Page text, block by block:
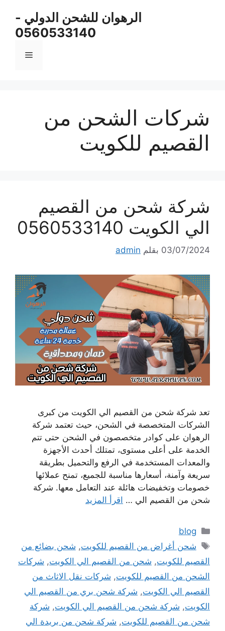
الرهوان للشحن الدولي -
0560533140
القائمة
شركات الشحن من
القصيم للكويت
شركة شحن من القصيم
الي الكويت 0560533140
03/07/2024 بقلم admin
تعد شركة شحن من القصيم الي الكويت من كبرى
الشركات المتخصصة في الشحن، حيث تعتمد شركة
الرهوان على كوادر متخصصون في الشحن حتى تتم
الخدمة على أعلى مستوى، تمتلك أحدث الأجهزة
والمعدات المستخدمة في الرفع والتحميل بطريقة
سريعة وآمنة، أسعارها مناسبة للجميع، تمنح عملائها
خصومات وتخفيضات هائلة عند التعامل معها. شركة
شحن من القصيم الي … اقرأ المزيد
التصنيفات
blog
الوسوم
شحن أغراض من القصيم للكويت, شحن بضائع من
القصيم للكويت, شحن من القصيم الي الكويت, شركات
الشحن من القصيم للكويت, شركات نقل الاثاث من
القصيم الي الكويت, شركة شحن بري من القصيم الي
الكويت, شركة شحن من القصيم الي الكويت, شركة
شحن من القصيم للكويت, شركة شحن من بريدة الي